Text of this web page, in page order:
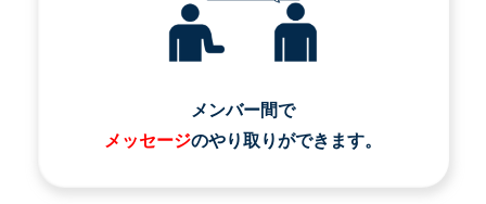
メンバー間で
メッセージのやり取りができます。